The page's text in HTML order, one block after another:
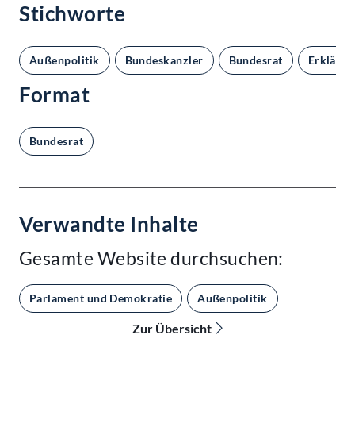
Stichworte
Außenpolitik Bundeskanzler Bundesrat
Format
Bundesrat
Verwandte Inhalte
Gesamte Website durchsuchen:
Parlament und Demokratie Außenpolitik
Zur Übersicht